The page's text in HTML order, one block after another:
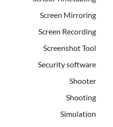
Screen Mirroring
Screen Recording
Screenshot Tool
Security software
Shooter
Shooting
Simulation